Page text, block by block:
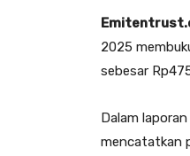
2025
sebesar
Dalam
mencatatkan